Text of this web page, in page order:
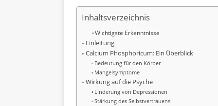
Inhaltsverzeichnis
Wichtigste Erkenntnisse
Einleitung
Calcium Phosphoricum: Ein Überblick
Bedeutung für den Körper
Mangelsymptome
Wirkung auf die Psyche
Linderung von Depressionen
Stärkung des Selbstvertrauens